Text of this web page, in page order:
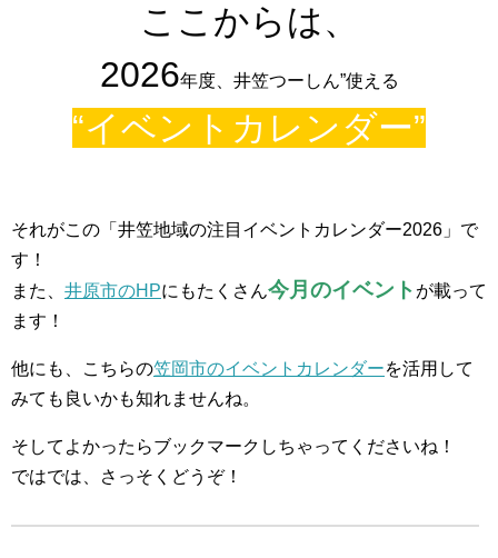
ここからは、
2026年度、井笠つーしん”使える
“イベントカレンダー”
それがこの「井笠地域の注目イベントカレンダー2026」で
す！
また、 井原市のHPにもたくさん今月のイベント が載って
ます！
他にも、こちらの笠岡市のイベントカレンダーを活用して
みても良いかも知れませんね。
そしてよかったらブックマークしちゃってくださいね！
ではでは、さっそくどうぞ！